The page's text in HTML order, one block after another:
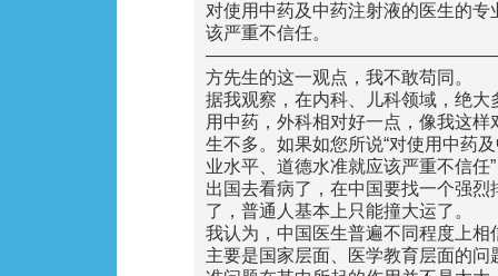
对使用中药及中药注射液的医生的专
该严重不信任。
方先生的这一观点，我不敢苟同。
据我观察，在内科、儿科领域，绝大
用中药，外科相对好一点，像我这
生不多。如果如您所说“对使用中药
业水平、道德水准就应该严重不信任
出国去看病了，在中国要找一个强烈
了，普通人基本上只能撞大运了。
我认为，中国医生普遍不同程度上相
主要是国家层面、医学教育层面的问